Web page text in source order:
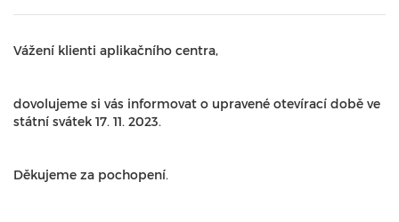
Vážení klienti aplikačního centra,
dovolujeme si vás informovat o upravené otevírací době ve
státní svátek 17. 11. 2023.
Děkujeme za pochopení.